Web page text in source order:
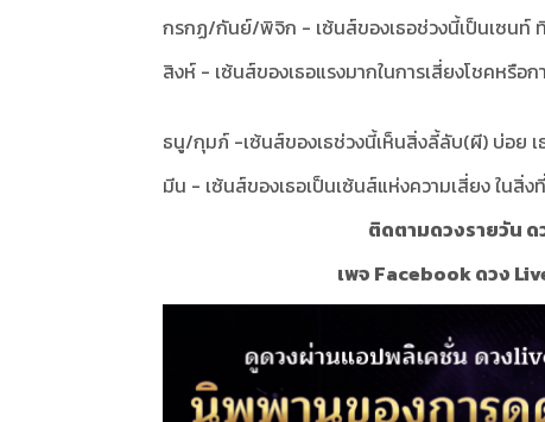
กรกฏ/กันย์/พิจิก - เซ้นส์ของเธอช่วงนี้เป็นเซนท์
สิงห์ - เซ้นส์ของเธอแรงมากในการเสี่ยงโชคหรือ
ธนู/กุมภ์ -เซ้นส์ของเธช่วงนี้เห็นสิ่งลี้ลับ(ผี) บ่อย เ
มีน - เซ้นส์ของเธอเป็นเซ้นส์แห่งความเสี่ยง ในสิ่ง
ติดตามดวงรายวัน
เพจ Facebook ดวง